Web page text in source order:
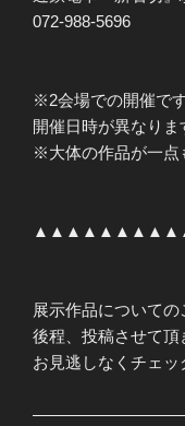
072-988-5696
※2会場での開催です
開催日時が異なりま
※大体の作品が一点
展示作品についての
後程、投稿させて頂
お見逃しなくチェッ